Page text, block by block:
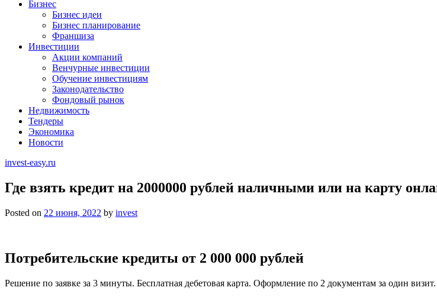
Бизнес
Бизнес идеи
Бизнес планирование
Франшиза
Инвестиции
Акции компаний
Венчурные инвестиции
Обучение инвестициям
Законодательство
Фондовый рынок
Недвижимость
Тендеры
Экономика
Новости
invest-easy.ru
Где взять кредит на 2000000 рублей наличными или на карту
Posted on 22 июня, 2022 by invest
Потребительские кредиты от 2 000 000 рублей
Решение по заявке за 3 минуты. Бесплатная дебетовая карта. Оформление по 2 документам за один визит.